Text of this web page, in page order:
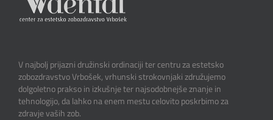
V najbolj prijazni družinski ordinaciji ter centru za estetsko
zobozdravstvo Vrbošek, vrhunski strokovnjaki združujemo
dolgoletno prakso in izkušnje ter najsodobnejše znanje in
tehnologijo, da lahko na enem mestu celovito poskrbimo za
zdravje vaših zob.